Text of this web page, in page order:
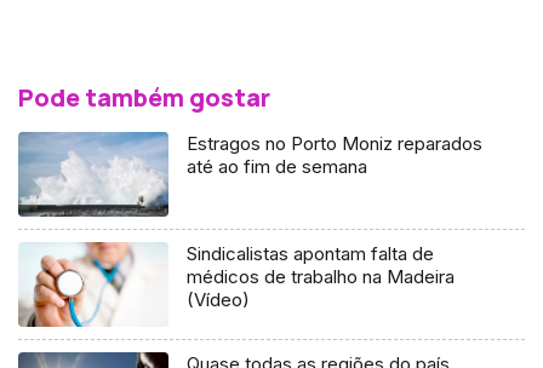
Pode também gostar
Estragos no Porto Moniz reparados
até ao fim de semana
Sindicalistas apontam falta de
médicos de trabalho na Madeira
(Vídeo)